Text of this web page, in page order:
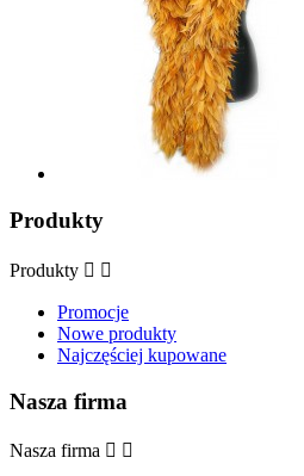
Produkty
Produkty  
Promocje
Nowe produkty
Najczęściej kupowane
Nasza firma
Nasza firma  